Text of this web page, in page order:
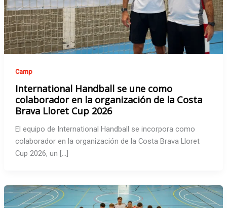
Camp
International Handball se une como
colaborador en la organización de la Costa
Brava Lloret Cup 2026
El equipo de International Handball se incorpora como
colaborador en la organización de la Costa Brava Lloret
Cup 2026, un […]